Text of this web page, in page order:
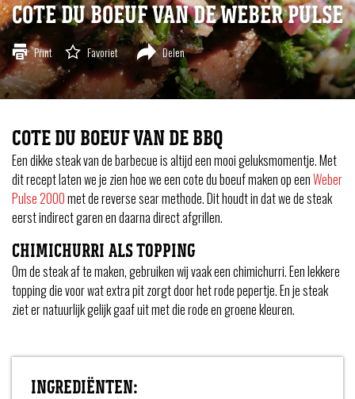
COTE DU BOEUF VAN DE WEBER PULSE
Print Favoriet Delen
COTE DU BOEUF VAN DE BBQ
Een dikke steak van de barbecue is altijd een mooi geluksmomentje. Met
dit recept laten we je zien hoe we een cote du boeuf maken op eenWeber
Pulse 2000met de reverse sear methode. Dit houdt in dat we de steak
eerst indirect garen en daarna direct afgrillen.
CHIMICHURRI ALS TOPPING
Om de steak af te maken, gebruiken wij vaak een chimichurri. Een lekkere
topping die voor wat extra pit zorgt door het rode pepertje. En je steak
ziet er natuurlijk gelijk gaaf uit met die rode en groene kleuren.
INGREDIËNTEN: